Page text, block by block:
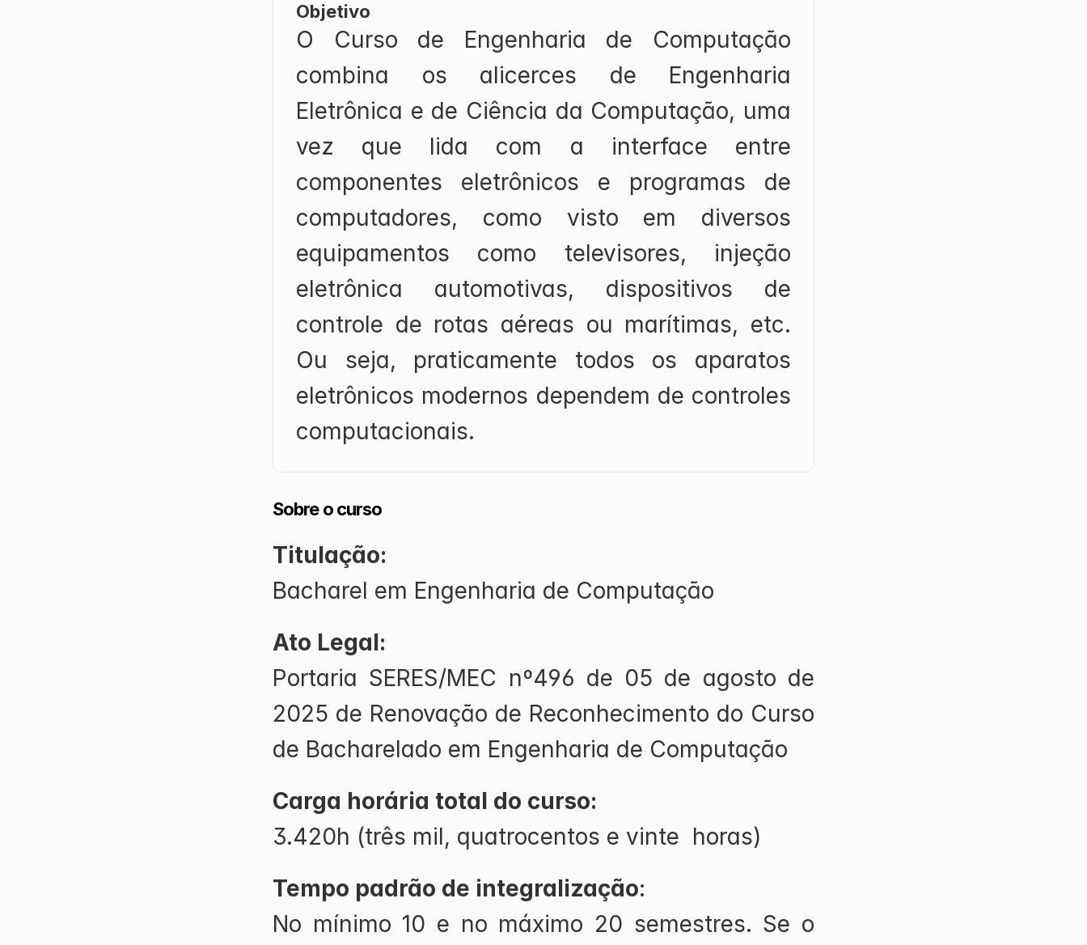
Sobre o curso
Titulação:
Bacharel em Engenharia de Computação
Ato Legal:
Portaria SERES/MEC nº496 de 05 de agosto de
2025 de Renovação de Reconhecimento do Curso
de Bacharelado em Engenharia de Computação
Carga horária total do curso:
3.420h (três mil, quatrocentos e vinte  horas)
Tempo padrão de integralização:
No mínimo 10 e no máximo 20 semestres. Se o
Objetivo
O Curso de Engenharia de Computação
combina os alicerces de Engenharia
Eletrônica e de Ciência da Computação, uma
vez que lida com a interface entre
componentes eletrônicos e programas de
computadores, como visto em diversos
equipamentos como televisores, injeção
eletrônica automotivas, dispositivos de
controle de rotas aéreas ou marítimas, etc.
Ou seja, praticamente todos os aparatos
eletrônicos modernos dependem de controles
computacionais.